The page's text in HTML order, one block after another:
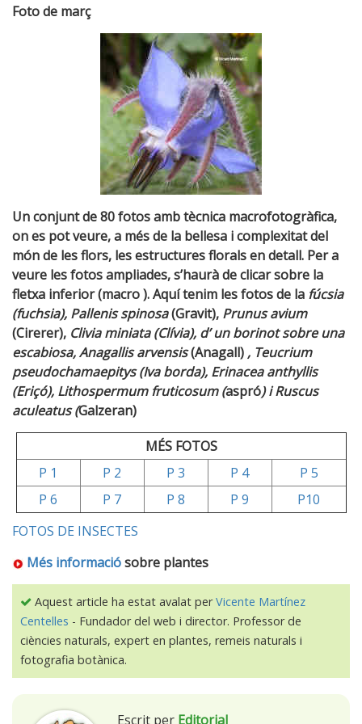
Foto de març
Un conjunt de 80 fotos amb tècnica macrofotogràfica,
on es pot veure, a més de la bellesa i complexitat del
món de les flors, les estructures florals en detall. Per a
veure les fotos ampliades, s’haurà de clicar sobre la
fletxa inferior (macro ). Aquí tenim les fotos de la fúcsia
(fuchsia), Pallenis spinosa(Gravit), Prunus avium
(Cirerer), Clivia miniata (Clívia), d’ un borinot sobre una
escabiosa, Anagallis arvensis(Anagall) , Teucrium
pseudochamaepitys (Iva borda), Erinacea anthyllis
(Eriçó), Lithospermum fruticosum (aspró) i Ruscus
aculeatus (Galzeran)
MÉS FOTOS
P 1
P 2 P 3 P 4
P 5
P 6
P 7 P 8 P 9
P10
FOTOS DE INSECTES
Més informaciósobre plantes
Aquest article ha estat avalat perVicente Martínez
Centelles - Fundador del web i director. Professor de
ciències naturals, expert en plantes, remeis naturals i
fotografia botànica.
Escrit per Editorial